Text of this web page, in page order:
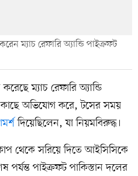
ম্যাচ রেফারি অ্যান্ডি পাইক্রফট
ম্যাচ রেফারি অ্যান্ডি
কাছে অভিযোগ করে, টসের সময়
দিয়েছিলেন, যা নিয়মবিরুদ্ধ।
থেকে সরিয়ে দিতে আইসিসিকে
পর্যন্ত পাইক্রফট পাকিস্তান দলের